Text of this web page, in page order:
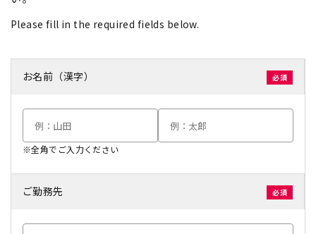
Please fill in the required fields below.
お名前（漢字）
※全角でご入力ください
ご勤務先